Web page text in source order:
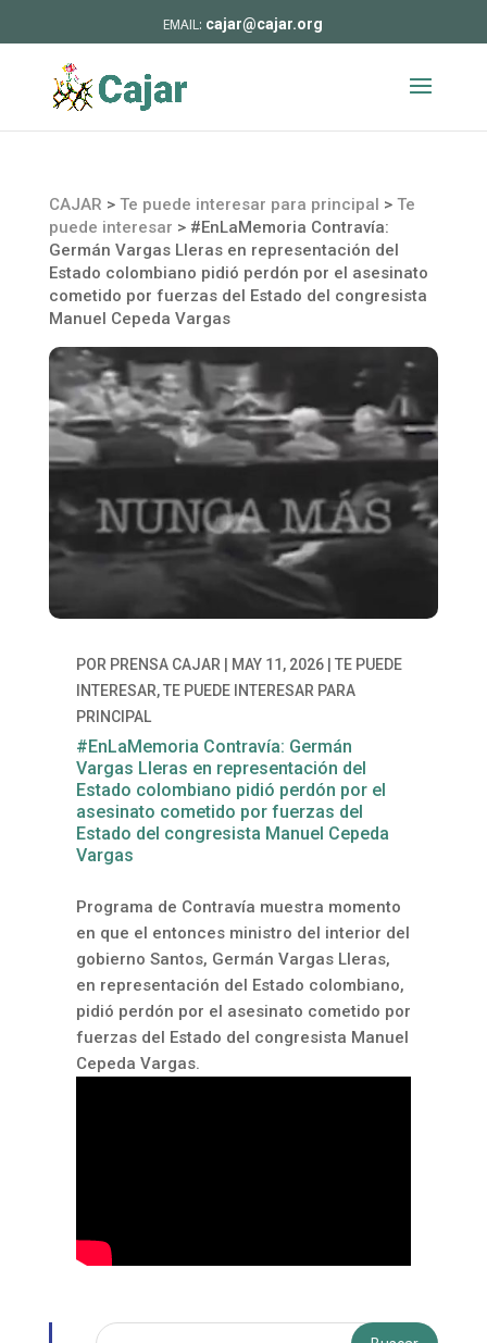
cajar@cajar.org
CAJAR > Te puede interesar para principal > Te
puede interesar > #EnLaMemoria Contravía:
Germán Vargas Lleras en representación del
Estado colombiano pidió perdón por el asesinato
cometido por fuerzas del Estado del congresista
Manuel Cepeda Vargas
POR PRENSA CAJAR MAY 11, 2026| TE PUEDE
INTERESAR,TE PUEDE INTERESAR PARA
PRINCIPAL
#EnLaMemoria Contravía: Germán
Vargas Lleras en representación del
Estado colombiano pidió perdón por el
asesinato cometido por fuerzas del
Estado del congresista Manuel Cepeda
Vargas
Programa de Contravía muestra momento
en que el entonces ministro del interior del
gobierno Santos, Germán Vargas Lleras,
en representación del Estado colombiano,
pidió perdón por el asesinato cometido por
fuerzas del Estado del congresista Manuel
Cepeda Vargas.